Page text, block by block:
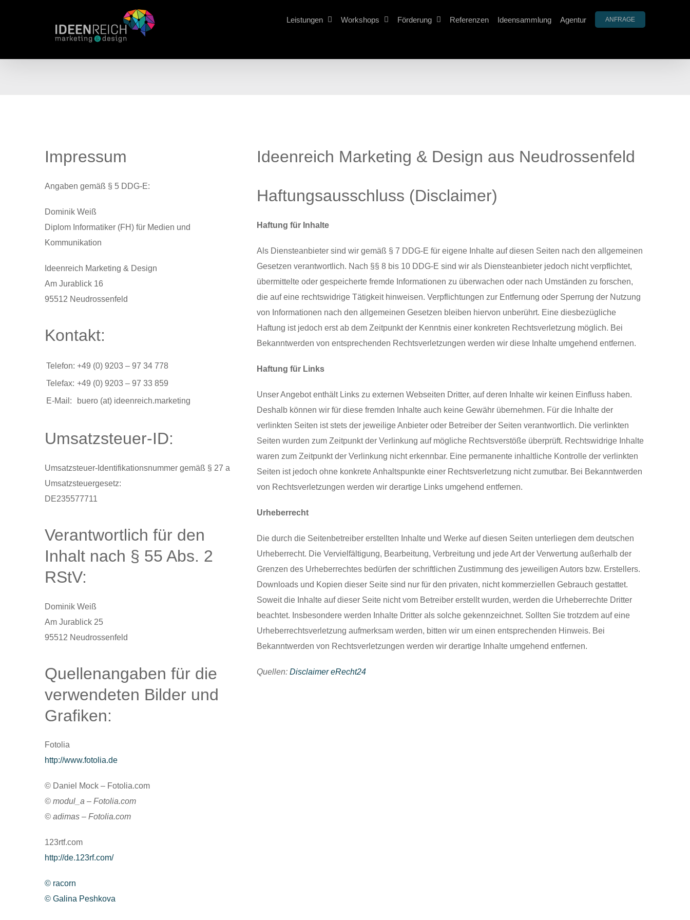
Leistungen Workshops Förderung Referenzen Ideensammlung Agentur ANFRAGE
Impressum
Angaben gemäß § 5 DDG-E:
Dominik Weiß
Diplom Informatiker (FH) für Medien und
Kommunikation
Ideenreich Marketing & Design
Am Jurablick 16
95512 Neudrossenfeld
Kontakt:
Telefon: +49 (0) 9203 – 97 34 778
Telefax: +49 (0) 9203 – 97 33 859
E-Mail:
buero (at) ideenreich.marketing
Umsatzsteuer-ID:
Umsatzsteuer-Identifikationsnummer gemäß § 27 a
Umsatzsteuergesetz:
DE235577711
Verantwortlich für den
Inhalt nach § 55 Abs. 2
RStV:
Dominik Weiß
Am Jurablick 25
95512 Neudrossenfeld
Quellenangaben für die
verwendeten Bilder und
Grafiken:
Fotolia
http://www.fotolia.de
© Daniel Mock – Fotolia.com
© modul_a – Fotolia.com
© adimas – Fotolia.com
123rtf.com
http://de.123rf.com/
© racorn
© Galina Peshkova
Ideenreich Marketing & Design aus Neudrossenfeld
Haftungsausschluss (Disclaimer)
Haftung für Inhalte
Als Diensteanbieter sind wir gemäß § 7 DDG-E für eigene Inhalte auf diesen Seiten nach den allgemeinen
Gesetzen verantwortlich. Nach §§ 8 bis 10 DDG-E sind wir als Diensteanbieter jedoch nicht verpflichtet,
übermittelte oder gespeicherte fremde Informationen zu überwachen oder nach Umständen zu forschen,
die auf eine rechtswidrige Tätigkeit hinweisen. Verpflichtungen zur Entfernung oder Sperrung der Nutzung
von Informationen nach den allgemeinen Gesetzen bleiben hiervon unberührt. Eine diesbezügliche
Haftung ist jedoch erst ab dem Zeitpunkt der Kenntnis einer konkreten Rechtsverletzung möglich. Bei
Bekanntwerden von entsprechenden Rechtsverletzungen werden wir diese Inhalte umgehend entfernen.
Haftung für Links
Unser Angebot enthält Links zu externen Webseiten Dritter, auf deren Inhalte wir keinen Einfluss haben.
Deshalb können wir für diese fremden Inhalte auch keine Gewähr übernehmen. Für die Inhalte der
verlinkten Seiten ist stets der jeweilige Anbieter oder Betreiber der Seiten verantwortlich. Die verlinkten
Seiten wurden zum Zeitpunkt der Verlinkung auf mögliche Rechtsverstöße überprüft. Rechtswidrige Inhalte
waren zum Zeitpunkt der Verlinkung nicht erkennbar. Eine permanente inhaltliche Kontrolle der verlinkten
Seiten ist jedoch ohne konkrete Anhaltspunkte einer Rechtsverletzung nicht zumutbar. Bei Bekanntwerden
von Rechtsverletzungen werden wir derartige Links umgehend entfernen.
Urheberrecht
Die durch die Seitenbetreiber erstellten Inhalte und Werke auf diesen Seiten unterliegen dem deutschen
Urheberrecht. Die Vervielfältigung, Bearbeitung, Verbreitung und jede Art der Verwertung außerhalb der
Grenzen des Urheberrechtes bedürfen der schriftlichen Zustimmung des jeweiligen Autors bzw. Erstellers.
Downloads und Kopien dieser Seite sind nur für den privaten, nicht kommerziellen Gebrauch gestattet.
Soweit die Inhalte auf dieser Seite nicht vom Betreiber erstellt wurden, werden die Urheberrechte Dritter
beachtet. Insbesondere werden Inhalte Dritter als solche gekennzeichnet. Sollten Sie trotzdem auf eine
Urheberrechtsverletzung aufmerksam werden, bitten wir um einen entsprechenden Hinweis. Bei
Bekanntwerden von Rechtsverletzungen werden wir derartige Inhalte umgehend entfernen.
Quellen:Disclaimer eRecht24